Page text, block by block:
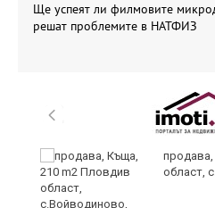
Ще успеят ли филмовите
решат проблемите в НАТФИЗ
област,